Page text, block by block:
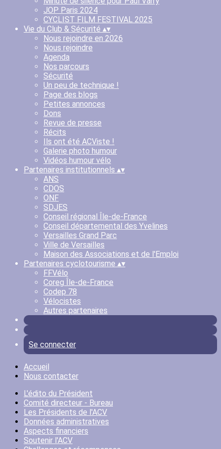
JOP Paris 2024
CYCLIST FILM FESTIVAL 2025
Vie du Club & Sécurité ▴▾
Nous rejoindre en 2026
Nous rejoindre
Agenda
Nos parcours
Sécurité
Un peu de technique !
Page des blogs
Petites annonces
Dons
Revue de presse
Récits
Ils ont été ACViste !
Galerie photo humour
Vidéos humour vélo
Partenaires institutionnels ▴▾
ANS
CDOS
ONF
SDJES
Conseil régional Île-de-France
Conseil départemental des Yvelines
Versailles Grand Parc
Ville de Versailles
Maison des Associations et de l'Emploi
Partenaires cyclotourisme ▴▾
FFVélo
Coreg Île-de-France
Codep 78
Vélocistes
Autres partenaires
Se connecter
Accueil
Nous contacter
L'édito du Président
Comité directeur - Bureau
Les Présidents de l'ACV
Données administratives
Aspects financiers
Soutenir l'ACV